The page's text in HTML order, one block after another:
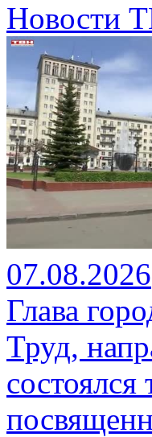
Новости
07.08.2026
Глава
Труд,